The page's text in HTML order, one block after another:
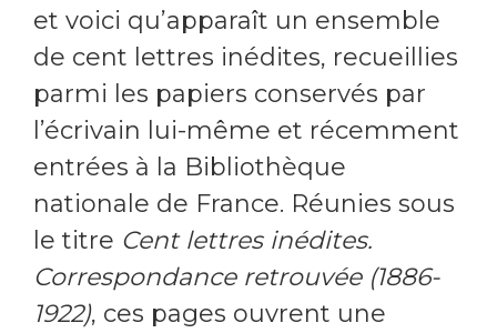
et voici qu’apparaît un ensemble
de cent lettres inédites, recueillies
parmi les papiers conservés par
l’écrivain lui-même et récemment
entrées à la Bibliothèque
nationale de France. Réunies sous
le titre Cent lettres inédites.
Correspondance retrouvée (1886-
1922), ces pages ouvrent une